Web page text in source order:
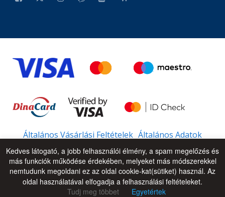
Általános Vásárlási Feltételek Általános Adatok
© 2026 - All Rights Reserved UP
Kedves látogató, a jobb felhasználói élmény, a spam megelőzés és
más funkciók működése érdekében, melyeket más módszerekkel
nemtudunk megoldani ez az oldal cookie-kat(sütiket) használ. Az
oldal használatával elfogadja a felhasználási feltételeket.
Tudj meg többet
Egyetértek